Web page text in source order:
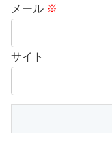
メール ※
サイト